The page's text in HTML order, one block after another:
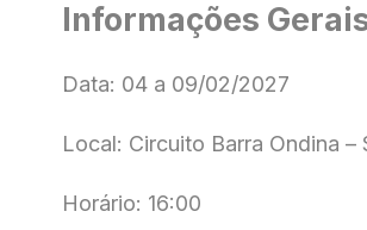
Informações
Data: 04 a 09/02/2027
Local: Circuito Barra Ondina –
Horário: 16:00